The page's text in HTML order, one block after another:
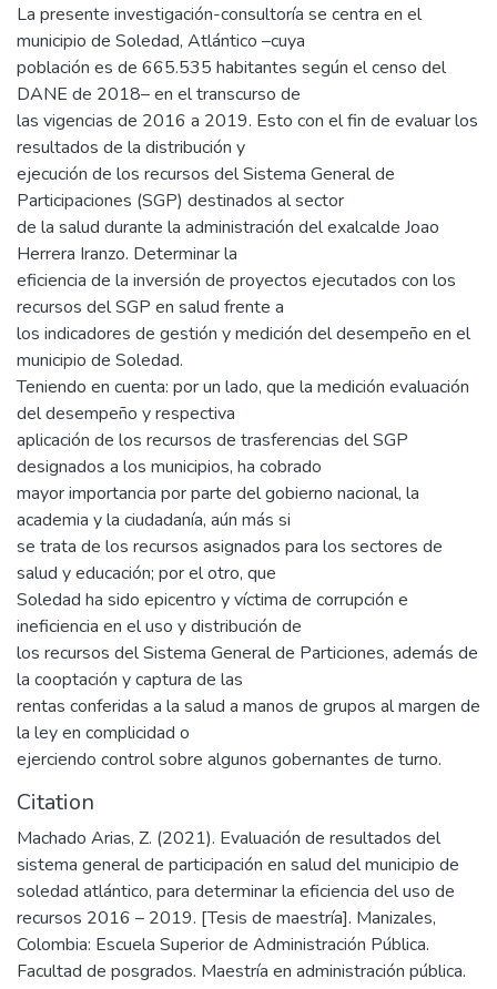
La presente investigación-consultoría se centra en el
municipio de Soledad, Atlántico –cuya
población es de 665.535 habitantes según el censo del
DANE de 2018– en el transcurso de
las vigencias de 2016 a 2019. Esto con el fin de evaluar los
resultados de la distribución y
ejecución de los recursos del Sistema General de
Participaciones (SGP) destinados al sector
de la salud durante la administración del exalcalde Joao
Herrera Iranzo. Determinar la
eficiencia de la inversión de proyectos ejecutados con los
recursos del SGP en salud frente a
los indicadores de gestión y medición del desempeño en el
municipio de Soledad.
Teniendo en cuenta: por un lado, que la medición evaluación
del desempeño y respectiva
aplicación de los recursos de trasferencias del SGP
designados a los municipios, ha cobrado
mayor importancia por parte del gobierno nacional, la
academia y la ciudadanía, aún más si
se trata de los recursos asignados para los sectores de
salud y educación; por el otro, que
Soledad ha sido epicentro y víctima de corrupción e
ineficiencia en el uso y distribución de
los recursos del Sistema General de Particiones, además de
la cooptación y captura de las
rentas conferidas a la salud a manos de grupos al margen de
la ley en complicidad o
ejerciendo control sobre algunos gobernantes de turno.
Citation
Machado Arias, Z. (2021). Evaluación de resultados del
sistema general de participación en salud del municipio de
soledad atlántico, para determinar la eficiencia del uso de
recursos 2016 – 2019. [Tesis de maestría]. Manizales,
Colombia: Escuela Superior de Administración Pública.
Facultad de posgrados. Maestría en administración pública.